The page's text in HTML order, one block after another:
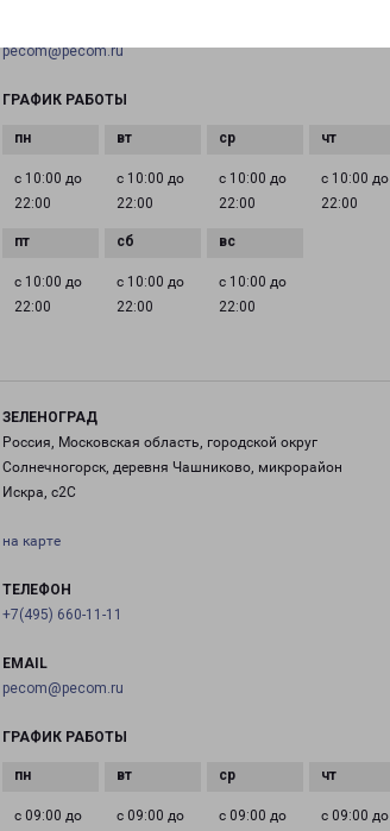
pecom@pecom.ru
ГРАФИК РАБОТЫ
с 10:00 до
22:00
с 10:00 до
22:00
с 10:00 до
22:00
с 10:00 до
22:00
с 10:00 до
22:00
с 10:00 до
22:00
с 10:00 до
22:00
ЗЕЛЕНОГРАД
Россия, Московская область, городской округ
Солнечногорск, деревня Чашниково, микрорайон
Искра, с2С
на карте
ТЕЛЕФОН
+7(495) 660-11-11
EMAIL
pecom@pecom.ru
ГРАФИК РАБОТЫ
с 09:00 до
с 09:00 до
с 09:00 до
с 09:00 до